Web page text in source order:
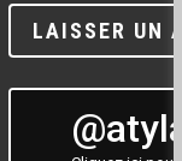
LAISSER UN